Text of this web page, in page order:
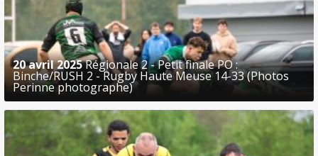
20 avril 2025Régionale 2 - Petit finale PO :
Binche/RUSH 2 - Rugby Haute Meuse 14-33 (Photos
Perinne photographe)